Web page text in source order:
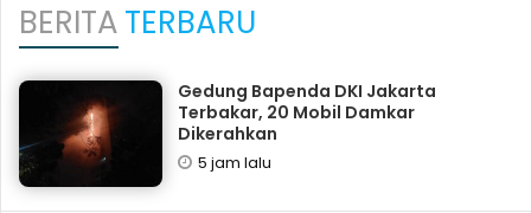
BERITATERBARU
Gedung Bapenda DKI Jakarta
Terbakar, 20 Mobil Damkar
Dikerahkan
5 jam lalu